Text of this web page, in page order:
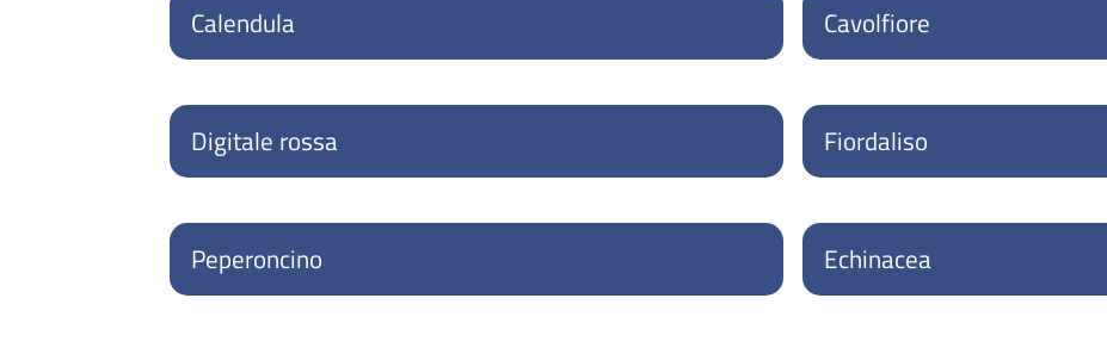
Calendula Cavolfiore
Digitale rossa Fiordaliso
Peperoncino Echinacea